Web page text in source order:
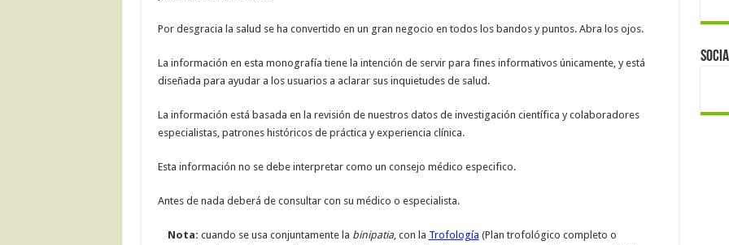
Por desgracia la salud se ha convertido en un gran negocio en todos los bandos y puntos. Abra los ojos.
La información en esta monografía tiene la intención de servir para fines informativos únicamente, y está
diseñada para ayudar a los usuarios a aclarar sus inquietudes de salud.
La información está basada en la revisión de nuestros datos de investigación científica y colaboradores
especialistas, patrones históricos de práctica y experiencia clínica.
Esta información no se debe interpretar como un consejo médico especifico.
Antes de nada deberá de consultar con su médico o especialista.
Nota: cuando se usa conjuntamente la binipatia, con la Trofología (Plan trofológico completo o